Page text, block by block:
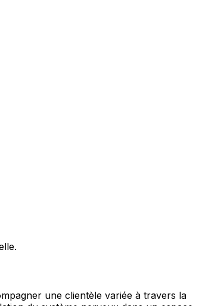
une clientèle variée à travers la